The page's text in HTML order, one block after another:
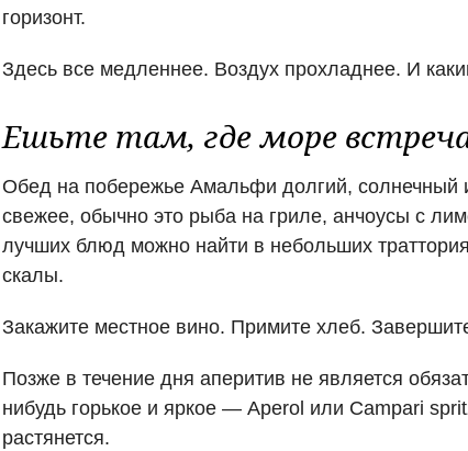
горизонт.
Здесь все медленнее. Воздух прохладнее. И
Ешьте там, где море
Обед на побережье Амальфи долгий, солнечный
свежее, обычно это рыба на гриле, анчоусы с
лучших блюд можно найти в небольших
скалы.
Закажите местное вино. Примите хлеб.
Позже в течение дня аперитив не является
нибудь горькое и яркое — Aperol или Campari
растянется.